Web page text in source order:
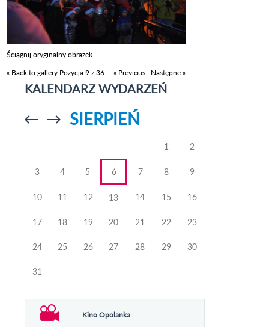
Ściągnij oryginalny obrazek
« Back to gallery Pozycja 9 z 36 « Previous | Następne »
KALENDARZ WYDARZEŃ
Przejdź doPrzejdź do
SIERPIEŃ
1 2
3 4 5 6 7 8 9
10 11 12 13 14 15 16
17 18 19 20 21 22 23
24 25 26 27 28 29 30
31
Kino Opolanka